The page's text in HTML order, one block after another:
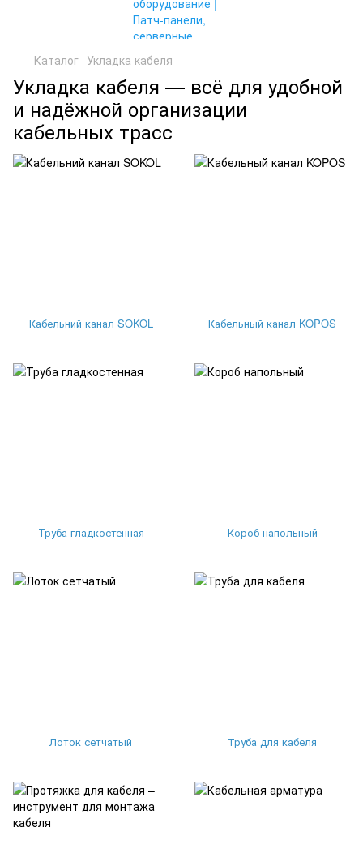
Каталог Укладка кабеля
Укладка кабеля — всё для удобной
и надёжной организации
кабельных трасс
Кабельний канал SOKOL Кабельный канал KOPOS
Труба гладкостенная Короб напольный
Лоток сетчатый Труба для кабеля